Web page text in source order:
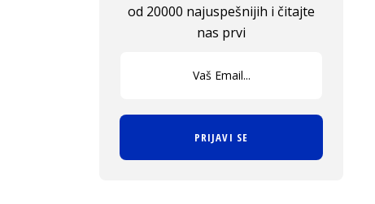
od 20000 najuspešnijih i čitajte
nas prvi
PRIJAVI SE